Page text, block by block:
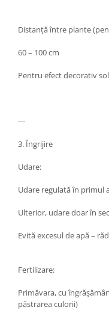
Distanță între plante
60 – 100 cm
Pentru efect decorativ
---
3. Îngrijire
Udare:
Udare regulată în primul
Ulterior, udare doar în
Evită excesul de apă –
Fertilizare:
Primăvara, cu
păstrarea culorii)